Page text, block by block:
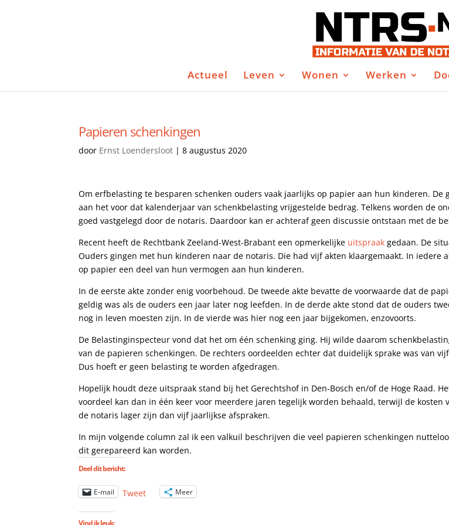
Actueel Leven Wonen Werken
Papieren schenkingen
door Ernst Loendersloot |8 augustus 2020
Om erfbelasting te besparen schenken ouders vaak jaarlijks op papier aan hun kinderen.
aan het voor dat kalenderjaar van schenkbelasting vrijgestelde bedrag. Telkens worden de
goed vastgelegd door de notaris. Daardoor kan er achteraf geen discussie ontstaan met de
Recent heeft de Rechtbank Zeeland-West-Brabant een opmerkelijke uitspraakgedaan. De
Ouders gingen met hun kinderen naar de notaris. Die had vijf akten klaargemaakt. In iedere
op papier een deel van hun vermogen aan hun kinderen.
In de eerste akte zonder enig voorbehoud. De tweede akte bevatte de voorwaarde dat de
geldig was als de ouders een jaar later nog leefden. In de derde akte stond dat de ouders
nog in leven moesten zijn. In de vierde was hier nog een jaar bijgekomen, enzovoorts.
De Belastinginspecteur vond dat het om één schenking ging. Hij wilde daarom
van de papieren schenkingen. De rechters oordeelden echter dat duidelijk sprake was van
Dus hoeft er geen belasting te worden afgedragen.
Hopelijk houdt deze uitspraak stand bij het Gerechtshof in Den-Bosch en/of de Hoge Raad.
voordeel kan dan in één keer voor meerdere jaren tegelijk worden behaald, terwijl de kosten
de notaris lager zijn dan vijf jaarlijkse afspraken.
In mijn volgende column zal ik een valkuil beschrijven die veel papieren schenkingen
dit gerepareerd kan worden.
Deel dit bericht:
E-mail Tweet Meer
Vind ik leuk: